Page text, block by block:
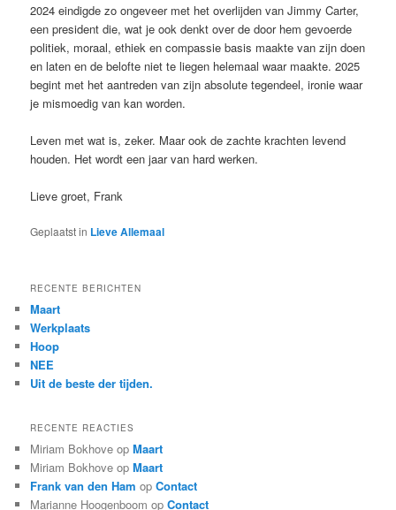
2024 eindigde zo ongeveer met het overlijden van Jimmy Carter,
een president die, wat je ook denkt over de door hem gevoerde
politiek, moraal, ethiek en compassie basis maakte van zijn doen
en laten en de belofte niet te liegen helemaal waar maakte. 2025
begint met het aantreden van zijn absolute tegendeel, ironie waar
je mismoedig van kan worden.
Leven met wat is, zeker. Maar ook de zachte krachten levend
houden. Het wordt een jaar van hard werken.
Lieve groet, Frank
Geplaatst in Lieve Allemaal
RECENTE BERICHTEN
Maart
Werkplaats
Hoop
NEE
Uit de beste der tijden.
RECENTE REACTIES
Miriam Bokhove opMaart
Miriam Bokhove opMaart
Frank van den Ham opContact
Marianne Hoogenboom opContact